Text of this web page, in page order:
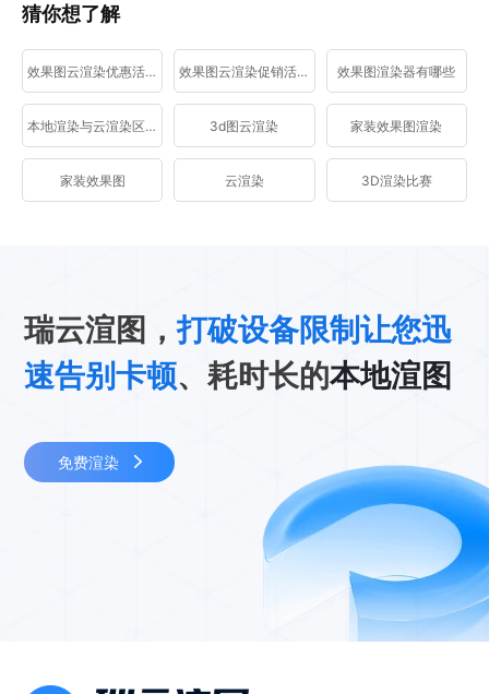
猜你想了解
效果图云渲染优惠活动 效果图云渲染促销活动 效果图渲染器有哪些
本地渲染与云渲染区别 3d图云渲染 家装效果图渲染
家装效果图 云渲染 3D渲染比赛
瑞云渲图，打破设备限制让您迅
速告别卡顿、耗时长的本地渲图
免费渲染